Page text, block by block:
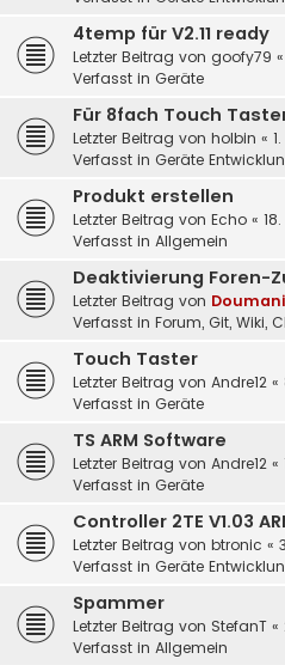
4temp für V2.11 ready
Letzter Beitrag von goofy79 «
Verfasst in Geräte
Für 8fach Touch
Letzter Beitrag von holbin «
Verfasst in Geräte
Produkt erstellen
Letzter Beitrag von Echo «
Verfasst in Allgemein
Deaktivierung Foren-
Letzter Beitrag von
Verfasst in Forum, Git, Wiki,
Touch Taster
Letzter Beitrag von Andre12 «
Verfasst in Geräte
TS ARM Software
Letzter Beitrag von Andre12 «
Verfasst in Geräte
Controller 2TE V1.03
Letzter Beitrag von btronic «
Verfasst in Geräte
Spammer
Letzter Beitrag von StefanT «
Verfasst in Allgemein